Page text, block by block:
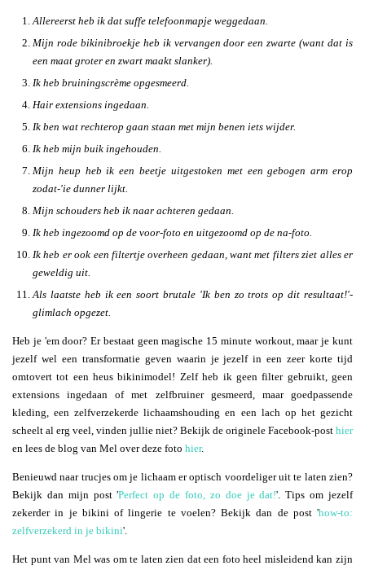
Allereerst heb ik dat suffe telefoonmapje weggedaan.
Mijn rode bikinibroekje heb ik vervangen door een zwarte (want dat is
een maat groter en zwart maakt slanker).
Ik heb bruiningscrème opgesmeerd.
Hair extensions ingedaan.
Ik ben wat rechterop gaan staan met mijn benen iets wijder.
Ik heb mijn buik ingehouden.
Mijn heup heb ik een beetje uitgestoken met een gebogen arm erop
zodat-'ie dunner lijkt.
Mijn schouders heb ik naar achteren gedaan.
Ik heb ingezoomd op de voor-foto en uitgezoomd op de na-foto.
Ik heb er ook een filtertje overheen gedaan, want met filters ziet alles er
geweldig uit.
Als laatste heb ik een soort brutale 'Ik ben zo trots op dit resultaat!'-
glimlach opgezet.
Heb je 'em door? Er bestaat geen magische 15 minute workout, maar je kunt
jezelf wel een transformatie geven waarin je jezelf in een zeer korte tijd
omtovert tot een heus bikinimodel! Zelf heb ik geen filter gebruikt, geen
extensions ingedaan of met zelfbruiner gesmeerd, maar goedpassende
kleding, een zelfverzekerde lichaamshouding en een lach op het gezicht
scheelt al erg veel, vinden jullie niet? Bekijk de originele Facebook-post hier
en lees de blog van Mel over deze foto hier.
Benieuwd naar trucjes om je lichaam er optisch voordeliger uit te laten zien?
Bekijk dan mijn post 'Perfect op de foto, zo doe je dat!'. Tips om jezelf
zekerder in je bikini of lingerie te voelen? Bekijk dan de post 'how-to:
zelfverzekerd in je bikini'.
Het punt van Mel was om te laten zien dat een foto heel misleidend kan zijn